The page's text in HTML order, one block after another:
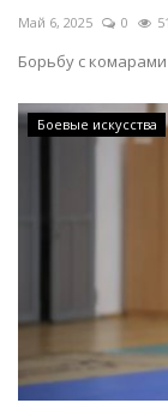
Май 6, 2025 0
Борьбу с
Боевые искусства